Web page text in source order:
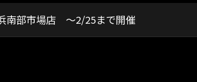
南部市場店 ～2/25まで開催